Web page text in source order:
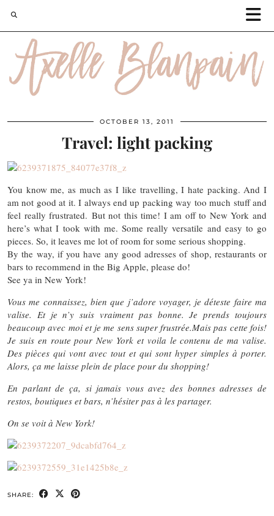
OCTOBER 13, 2011
Travel: light packing
You know me, as much as I like travelling, I hate packing. And I
am not good at it. I always end up packing way too much stuff and
feel really frustrated. But not this time! I am off to New York and
here’s what I took with me. Some really versatile and easy to go
pieces. So, it leaves me lot of room for some serious shopping.
By the way, if you have any good adresses of shop, restaurants or
bars to recommend in the Big Apple, please do!
See ya in New York!
Vous me connaissez, bien que j’adore voyager, je déteste faire ma
valise. Et je n’y suis vraiment pas bonne. Je prends toujours
beaucoup avec moi et je me sens super frustrée.Mais pas cette fois!
Je suis en route pour New York et voila le contenu de ma valise.
Des pièces qui vont avec tout et qui sont hyper simples à porter.
Alors, ça me laisse plein de place pour du shopping!
En parlant de ça, si jamais vous avez des bonnes adresses de
restos, boutiques et bars, n’hésiter pas à les partager.
On se voit à New York!
SHARE: